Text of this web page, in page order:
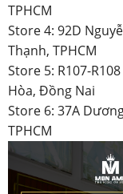
TPHCM
Store 4: 92D
Thạnh, TPHCM
Store 5: R107-
Hòa, Đồng Nai
Store 6: 37A
TPHCM